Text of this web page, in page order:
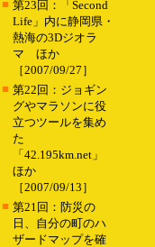
■ 第23回：「Second
Life」内に静岡県・
熱海の3Dジオラ
マ ほか
［2007/09/27］
■ 第22回：ジョギン
グやマラソンに役
立つツールを集め
た
「42.195km.net」
ほか
［2007/09/13］
■ 第21回：防災の
日、自分の町のハ
ザードマップを確